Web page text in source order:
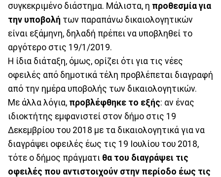
συγκεκριμένο διάστημα. Μάλιστα, η προθεσμία για
την υποβολή των παραπάνω δικαιολογητικών
είναι εξάμηνη, δηλαδή πρέπει να υποβληθεί το
αργότερο στις 19/1/2019.
Η ίδια διάταξη, όμως, ορίζει ότι για τις νέες
οφειλές από δημοτικά τέλη προβλέπεται διαγραφή
από την ημέρα υποβολής των δικαιολογητικών.
Με άλλα λόγια, προβλέφθηκε το εξής: αν ένας
ιδιοκτήτης εμφανιστεί στον δήμο στις 19
Δεκεμβρίου του 2018 με τα δικαιολογητικά για να
διαγράψει οφειλές έως τις 19 Ιουλίου του 2018,
τότε ο δήμος πράγματι θα του διαγράψει τις
οφειλές που αντιστοιχούν στην περίοδο έως τις